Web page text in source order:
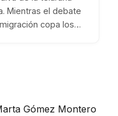
Mientras el debate
copa los…
Gómez Montero